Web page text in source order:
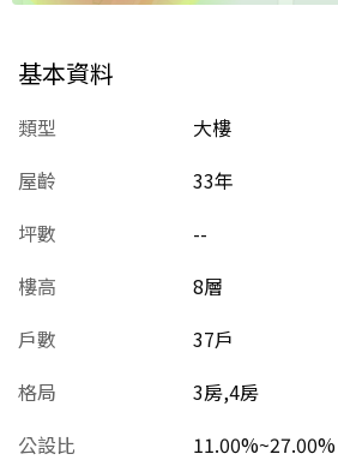
基本資料
類型
大樓
屋齡
33年
坪數
--
樓高
8層
戶數
37戶
格局
3房,4房
公設比
11.00%~27.00%